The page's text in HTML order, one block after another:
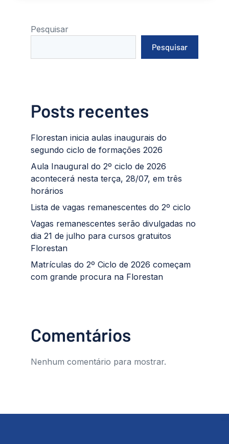
Pesquisar
Pesquisar
Posts recentes
Florestan inicia aulas inaugurais do
segundo ciclo de formações 2026
Aula Inaugural do 2º ciclo de 2026
acontecerá nesta terça, 28/07, em três
horários
Lista de vagas remanescentes do 2º ciclo
Vagas remanescentes serão divulgadas no
dia 21 de julho para cursos gratuitos
Florestan
Matrículas do 2º Ciclo de 2026 começam
com grande procura na Florestan
Comentários
Nenhum comentário para mostrar.